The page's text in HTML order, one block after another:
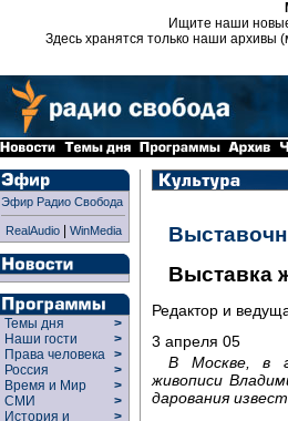
Ищите наши
Здесь хранятся только наши архивы
Эфир Радио Свобода
RealAudio| WinMedia
Темы дня
>
Наши гости
>
Права человека >
Россия
>
Время и Мир
>
СМИ
>
История и
>
Выставка
Редактор и
3 апреля 05
В Москве, в
живописи
дарования